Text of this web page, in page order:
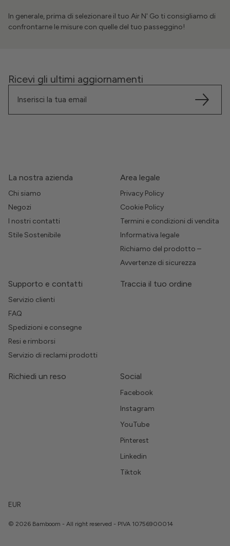
In generale, prima di selezionare il tuo Air N' Go ti consigliamo di
confrontarne le misure con quelle del tuo passeggino!
Ricevi gli ultimi aggiornamenti
La nostra azienda
Chi siamo
Negozi
I nostri contatti
Stile Sostenibile
Area legale
Privacy Policy
Cookie Policy
Termini e condizioni di vendita
Informativa legale
Richiamo del prodotto –
Avvertenze di sicurezza
Supporto e contatti
Servizio clienti
FAQ
Spedizioni e consegne
Resi e rimborsi
Servizio di reclami prodotti
Traccia il tuo ordine
Richiedi un reso Social
Facebook
Instagram
YouTube
Pinterest
Linkedin
Tiktok
EUR
© 2026 Bamboom - All right reserved - PIVA 10756900014